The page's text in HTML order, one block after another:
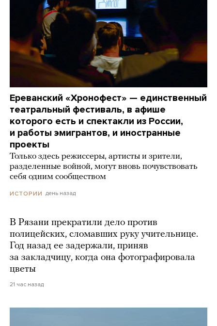
Ереванский «Хронофест» — единственный
театральный фестиваль, в афише
которого есть и спектакли из России,
и работы эмигрантов, и иностранные
проекты
Только здесь режиссеры, артисты и зрители,
разделенные войной, могут вновь почувствовать
себя одним сообществом
ИСТОРИИ день назад
В Рязани прекратили дело против
полицейских, сломавших руку учительнице.
Год назад ее задержали, приняв
за закладчицу, когда она фотографировала
цветы
21 час назад